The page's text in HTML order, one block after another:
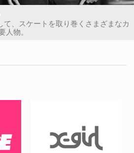
、スケートを取り巻くさまざまなカ
人物。